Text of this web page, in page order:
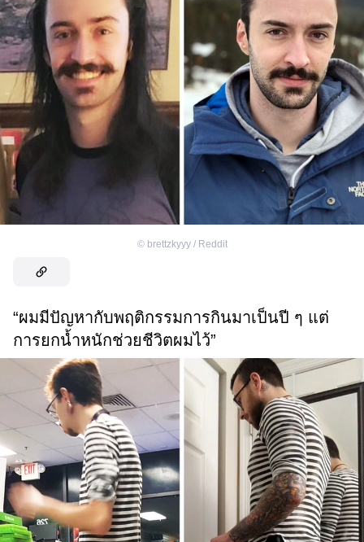
© brettzkyyy / Reddit
“ผมมีปัญหากับพฤติกรรมการกินมาเป็นปี ๆ แต่
การยกน้ำหนักช่วยชีวิตผมไว้”